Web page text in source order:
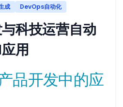
成 DevOps自动化
科技运营自动
用
品开发中的应